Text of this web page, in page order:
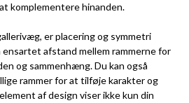
komplementere hinanden.
er placering og symmetri
afstand mellem rammerne for
og sammenhæng. Du kan også
rammer for at tilføje karakter og
af design viser ikke kun din